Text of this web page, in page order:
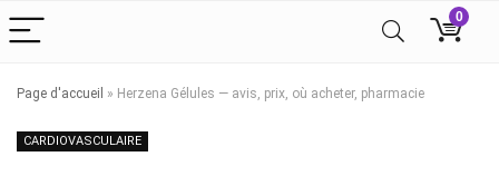
0
Page d'accueil » Herzena Gélules — avis, prix, où acheter, pharmacie
CARDIOVASCULAIRE